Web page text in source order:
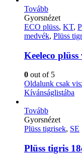
Tovább
Gyorsnézet
ECO plüss, KT,
medvék, Plüss
Keeleco
0 out of 5
Oldalunk csak
Kívánságlistába
Tovább
Gyorsnézet
Plüss tigrisek, SE
Plüss tigris